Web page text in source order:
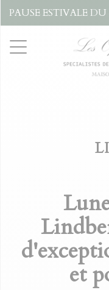
PAUSE ESTIVALE
et